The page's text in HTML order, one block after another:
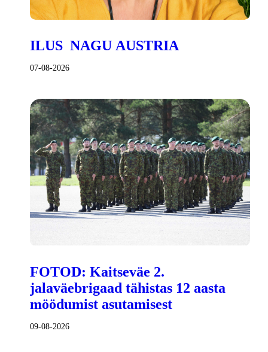
ILUS NAGU AUSTRIA
07-08-2026
FOTOD: Kaitseväe 2.
jalaväebrigaad tähistas 12 aasta
möödumist asutamisest
09-08-2026